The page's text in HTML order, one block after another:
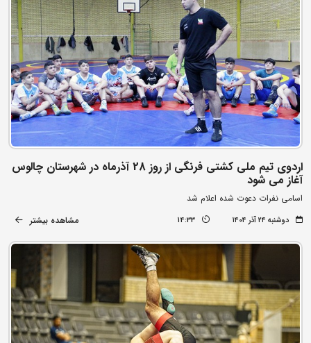
اردوی تیم ملی کشتی فرنگی از روز 28 آذرماه در شهرستان چالوس
آغاز می شود
اسامی نفرات دعوت شده اعلام شد
دوشنبه ۲۴ آذر ۱۴۰۴ 14:33 مشاهده بیشتر